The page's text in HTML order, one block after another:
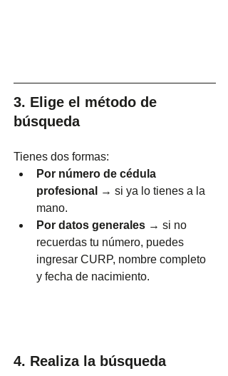
3. Elige el método de
búsqueda
Tienes dos formas:
Por número de cédula
profesional
→ si ya lo tienes a la
mano.
Por datos generales → si no
recuerdas tu número, puedes
ingresar CURP, nombre completo
y fecha de nacimiento.
4. Realiza la búsqueda